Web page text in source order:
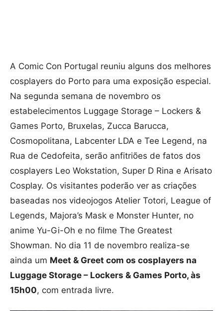
A Comic Con Portugal reuniu alguns dos melhores
cosplayers do Porto para uma exposição especial.
Na segunda semana de novembro os
estabelecimentos Luggage Storage – Lockers &
Games Porto, Bruxelas, Zucca Barucca,
Cosmopolitana, Labcenter LDA e Tee Legend, na
Rua de Cedofeita, serão anfitriões de fatos dos
cosplayers Leo Wokstation, Super D Rina e Arisato
Cosplay. Os visitantes poderão ver as criações
baseadas nos videojogos Atelier Totori, League of
Legends, Majora’s Mask e Monster Hunter, no
anime Yu-Gi-Oh e no filme The Greatest
Showman. No dia 11 de novembro realiza-se
ainda um Meet & Greet com os cosplayers na
Luggage Storage – Lockers & Games Porto, às
15h00, com entrada livre.